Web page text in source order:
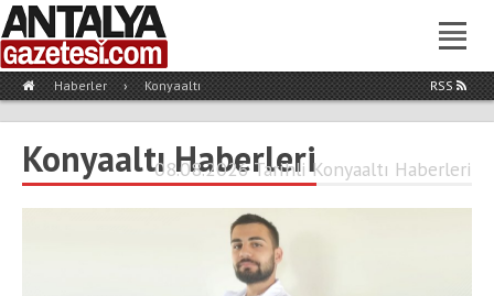
Haberler › Konyaaltı RSS
Konyaaltı Haberleri
08.08.2026 Tarihli Konyaaltı Haberleri